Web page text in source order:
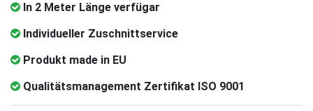
In 2 Meter Länge verfügar
Individueller Zuschnittservice
Produkt made in EU
Qualitätsmanagement Zertifikat ISO 9001